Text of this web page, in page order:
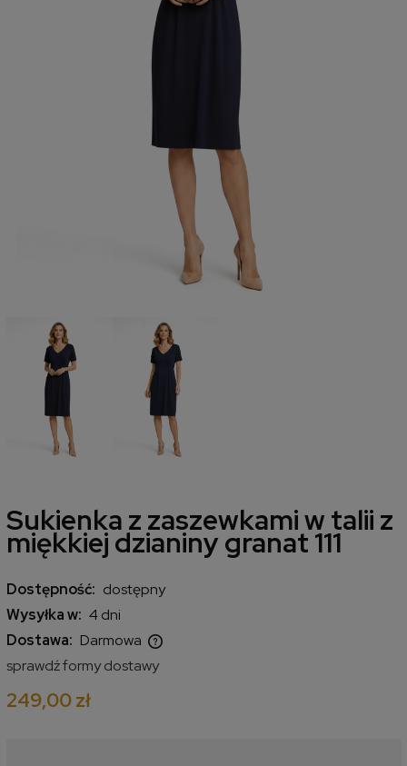
Sukienka z zaszewkami w talii z
miękkiej dzianiny granat 111
Dostępność: dostępny
Wysyłka w: 4 dni
Dostawa: Darmowa
Cena nie zawiera ewentualnych kosztów płatności
sprawdź formy dostawy
249,00 zł